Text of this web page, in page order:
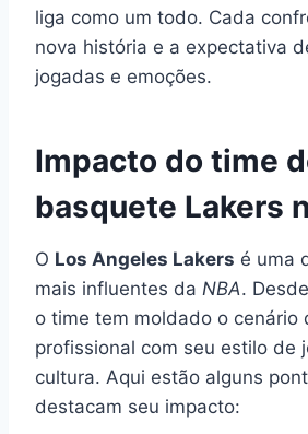
liga como um todo. Cada
nova história e a expectativa
jogadas e emoções.
Impacto do time
basquete Lakers
O Los Angeles Lakers é uma
mais influentes da NBA.
o time tem moldado o cenário
profissional com seu estilo de
cultura. Aqui estão alguns
destacam seu impacto: